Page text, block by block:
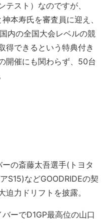
スト）なのですが、
本寿氏を審査員に迎え、
内の全国大会レベルの競
得できるという特典付き
開催にも関わらず、50台
の斎藤太吾選手(トヨタ
S15)などGOODRIDEの契
力ドリフトを披露。
ーでD1GP最高位の山口